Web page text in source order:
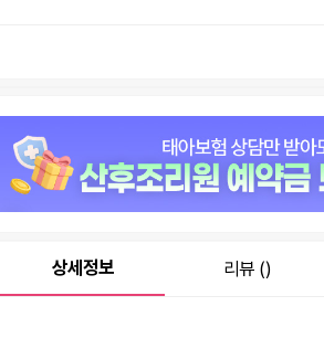
총 상품 금액
바
니
선
하
기
상세정보 리뷰 ()